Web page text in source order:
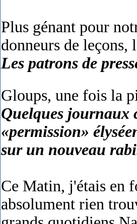
Plus génant pour
donneurs de
Les patrons de
Gloups, une fois la
Quelques journaux
«permission»
sur un nouveau
Ce Matin, j'étais en
absolument rien